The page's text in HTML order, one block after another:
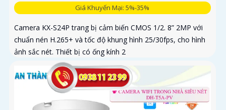
Giá Khuyến Mại: 5%-35%
Camera KX-S24P trang bị cảm biến CMOS 1/2. 8” 2MP với
chuẩn nén H.265+ và tốc độ khung hình 25/30fps, cho hình
ảnh sắc nét. Thiết bị có ống kính 2